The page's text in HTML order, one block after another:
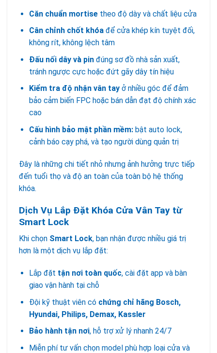
Căn chuẩn mortisetheo độ dày và chất liệu cửa
Cân chỉnh chốt khóađể cửa khép kín tuyệt đối,
không rít, không lệch tâm
Đấu nối dây và pinđúng sơ đồ nhà sản xuất,
tránh ngược cực hoặc đứt gãy dây tín hiệu
Kiểm tra độ nhận vân tayở nhiều góc để đảm
bảo cảm biến FPC hoặc bán dẫn đạt độ chính xác
cao
Cấu hình bảo mật phần mềm:bật auto lock,
cảnh báo cạy phá, và tạo người dùng quản trị
Đây là những chi tiết nhỏ nhưng ảnh hưởng trực tiếp
đến tuổi thọ và độ an toàn của toàn bộ hệ thống
khóa.
Dịch Vụ Lắp Đặt Khóa Cửa Vân Tay từ
Smart Lock
Khi chọn Smart Lock, bạn nhận được nhiều giá trị
hơn là một dịch vụ lắp đặt:
Lắp đặt tận nơi toàn quốc, cài đặt app và bàn
giao vận hành tại chỗ
Đội kỹ thuật viên có chứng chỉ hãng Bosch,
Hyundai, Philips, Demax, Kassler
Bảo hành tận nơi, hỗ trợ xử lý nhanh 24/7
Miễn phí tư vấn chọn model phù hợp loại cửa và